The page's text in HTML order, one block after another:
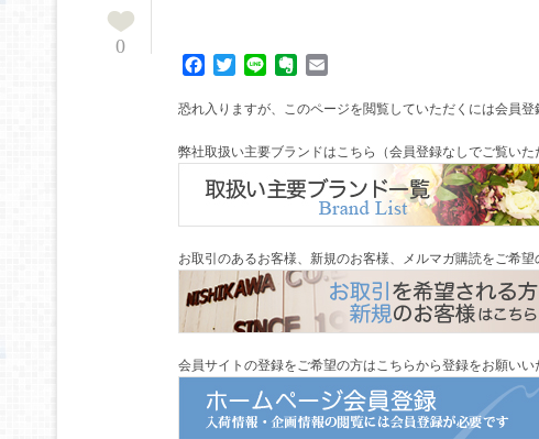
0
FacebookTwitterLine Evernote
恐れ入りますが、このページを閲覧していただくには会員登
弊社取扱い主要ブランドはこちら（会員登録なしでご覧いた
お取引のあるお客様、新規のお客様、メルマガ購読をご希望
会員サイトの登録をご希望の方はこちらから登録をお願いい